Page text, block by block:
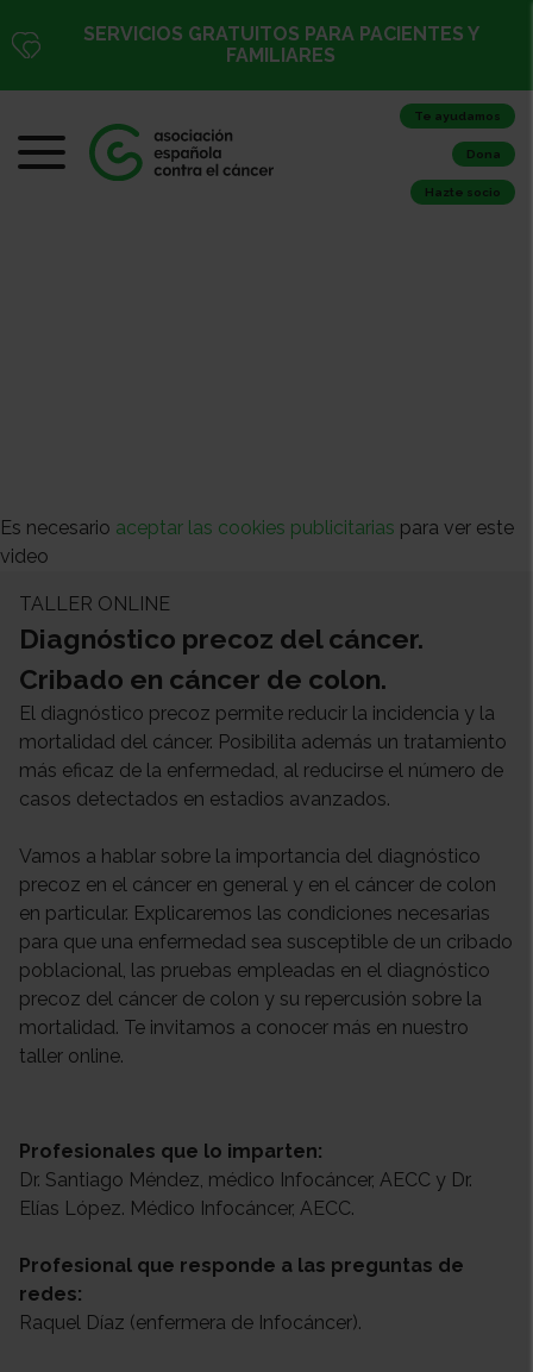
SERVICIOS GRATUITOS PARA PACIENTES Y
FAMILIARES
Te ayudamos
Dona
Hazte socio
Es necesario aceptar las cookies publicitarias para ver este
video
TALLER ONLINE
Diagnóstico precoz del cáncer.
Cribado en cáncer de colon.
El diagnóstico precoz permite reducir la incidencia y la
mortalidad del cáncer. Posibilita además un tratamiento
más eficaz de la enfermedad, al reducirse el número de
casos detectados en estadios avanzados.
Vamos a hablar sobre la importancia del diagnóstico
precoz en el cáncer en general y en el cáncer de colon
en particular. Explicaremos las condiciones necesarias
para que una enfermedad sea susceptible de un cribado
poblacional, las pruebas empleadas en el diagnóstico
precoz del cáncer de colon y su repercusión sobre la
mortalidad. Te invitamos a conocer más en nuestro
taller online.
Profesionales que lo imparten:
Dr. Santiago Méndez, médico Infocáncer, AECC y Dr.
Elías López. Médico Infocáncer, AECC.
Profesional que responde a las preguntas de
redes:
Raquel Díaz (enfermera de Infocáncer).